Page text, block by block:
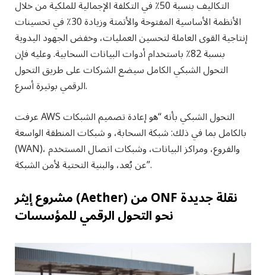
التكاليف بنسبة 50٪ في التكلفة الإجمالية للملكية من خلال
الأنظمة الأساسية المفتوحة والأتمتة وزيادة 30٪ في تحسينات
إنتاجية القوى العاملة لتحسين العمليات، وخفض الجهود اليدوية
بنسبة 82٪ باستخدام أدوات البيانات السحابية. وعليه فإن
التحول الشبكي الكامل سيضع الشركات على طريق التحول
الرقمي بوتيرة أسرع.
عرفت AWS التحول الشبكي بأنه “هو إعادة تصميم الشبكات
بالكامل بما في ذلك: شبكة السحابة، و شبكات المنطقة الواسعة
(WAN)، والفروع، ومراكز البيانات، وشبكات اتصال المستخدم
عن بُعد، والبنية التحتية لأمن الشبكة”.
مشروع إيثر (Aether) من ONF نقلة جديدة
نحو التحول الرقمي للمؤسسات